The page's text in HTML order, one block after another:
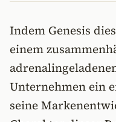
Indem Genesis
einem
Unternehmen ein
seine